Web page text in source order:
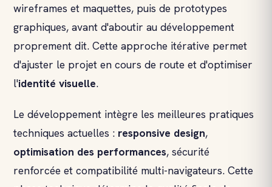
wireframes et maquettes, puis de prototypes
graphiques, avant d'aboutir au développement
proprement dit. Cette approche itérative permet
d'ajuster le projet en cours de route et d'optimiser
l'identité visuelle.
Le développement intègre les meilleures pratiques
techniques actuelles : responsive design,
optimisation des performances, sécurité
renforcée et compatibilité multi-navigateurs. Cette